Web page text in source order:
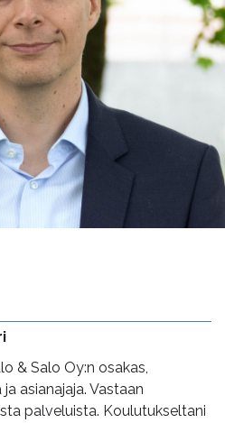
& Salo Oy:n osakas,
asianajaja. Vastaan
palveluista. Koulutukseltani